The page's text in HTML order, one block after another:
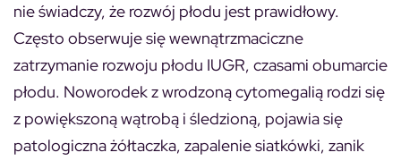
nie świadczy, że rozwój płodu jest prawidłowy.
Często obserwuje się wewnątrzmaciczne
zatrzymanie rozwoju płodu IUGR, czasami obumarcie
płodu. Noworodek z wrodzoną cytomegalią rodzi się
z powiększoną wątrobą i śledzioną, pojawia się
patologiczna żółtaczka, zapalenie siatkówki, zanik